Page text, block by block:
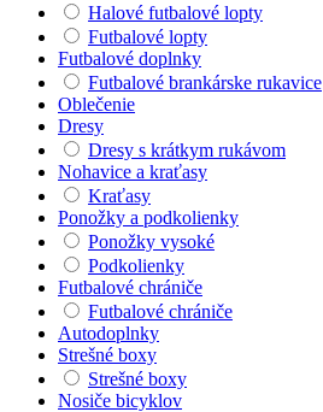
Halové futbalové lopty
Futbalové lopty
Futbalové doplnky
Futbalové brankárske rukavice
Oblečenie
Dresy
Dresy s krátkym rukávom
Nohavice a kraťasy
Kraťasy
Ponožky a podkolienky
Ponožky vysoké
Podkolienky
Futbalové chrániče
Futbalové chrániče
Autodoplnky
Strešné boxy
Strešné boxy
Nosiče bicyklov